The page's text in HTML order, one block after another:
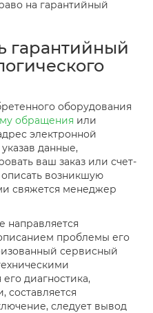
на гарантийный
гарантийный
оборудования
обращения или
электронной
указав данные,
ваш заказ или счет-
возникшую
свяжется менеджер
направляется
проблемы его
сервисный
диагностика,
следует вывод